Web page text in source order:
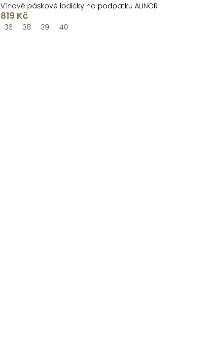
Vínové páskové lodičky na podpatku ALINOR
819 Kč
36 38 39 40